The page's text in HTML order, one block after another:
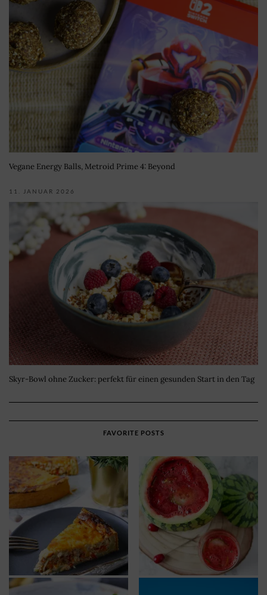
Vegane Energy Balls, Metroid Prime 4: Beyond
11. JANUAR 2026
Skyr-Bowl ohne Zucker: perfekt für einen gesunden Start in den Tag
FAVORITE POSTS